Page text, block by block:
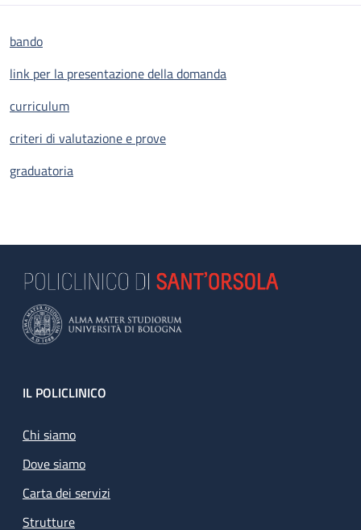
bando
link per la presentazione della domanda
curriculum
criteri di valutazione e prove
graduatoria
Footer
IL POLICLINICO
Chi siamo
Dove siamo
Carta dei servizi
Strutture